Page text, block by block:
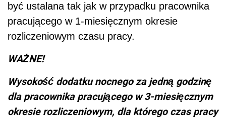
być ustalana tak jak w przypadku pracownika
pracującego w 1-miesięcznym okresie
rozliczeniowym czasu pracy.
WAŻNE!
Wysokość dodatku nocnego za jedną godzinę
dla pracownika pracującego w 3-miesięcznym
okresie rozliczeniowym, dla którego czas pracy